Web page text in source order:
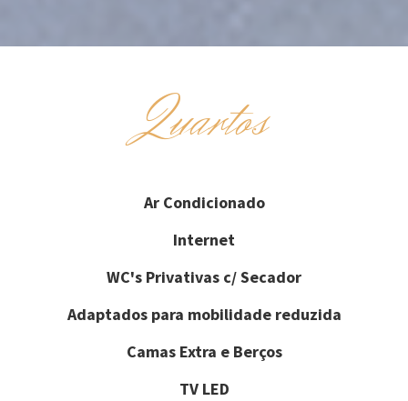
Quartos
Ar Condicionado
Internet
WC's Privativas c/ Secador
Adaptados para mobilidade reduzida
Camas Extra e Berços
TV LED